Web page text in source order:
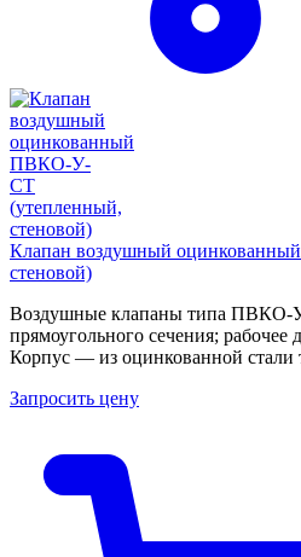
Клапан воздушный
стеновой)
Воздушные клапаны типа ПВКО-
прямоугольного сечения;
Корпус — из оцинкованной
Запросить цену